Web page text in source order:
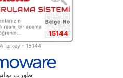
15144
- 15144
طورت